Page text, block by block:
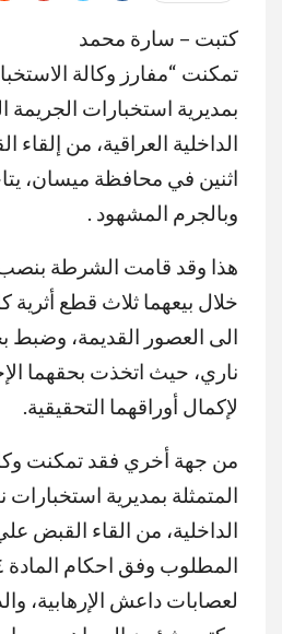
كتبت – سارة محمد
تمكنت “مفارز وكالة
بمديرية استخبارات
الداخلية العراقية، من
اثنين في محافظة ميسان،
وبالجرم المشهود .
هذا وقد قامت الشرطة
خلال بيعهما ثلاث قطع أثرية
الى العصور القديمة، وضبط
ناري، حيث اتخذت بحقهما
لإكمال أوراقهما التحقيقية.
من جهة أخري فقد تمكنت
المتمثلة بمديرية
الداخلية، من القاء القبض
لعصابات داعش الإرهابية،